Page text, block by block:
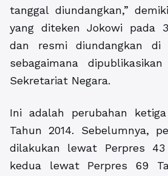
tanggal diundangkan,”
yang diteken Jokowi pada
dan resmi diundangkan di
sebagaimana
Sekretariat Negara.
Ini adalah perubahan
Tahun 2014. Sebelumnya,
dilakukan lewat Perpres
kedua lewat Perpres 69